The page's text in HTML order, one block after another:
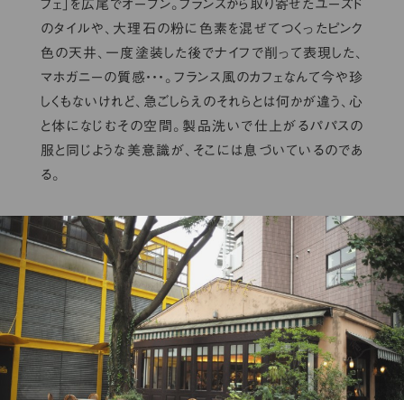
フェ」を広尾でオープン。フランスから取り寄せたユーズド
のタイルや、大理石の粉に色素を混ぜてつくったピンク
色の天井、一度塗装した後でナイフで削って表現した、
マホガニーの質感・・・。フランス風のカフェなんて今や珍
しくもないけれど、急ごしらえのそれらとは何かが違う、心
と体になじむその空間。製品洗いで仕上がるパパスの
服と同じような美意識が、そこには息づいているのであ
る。